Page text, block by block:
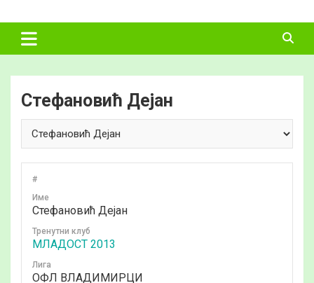
to
content
ФУДБАЛСКИ
САВЕЗ
ВЛАДИМИРЦИ
Стефановић Дејан
#
Име
Стефановић Дејан
Тренутни клуб
МЛАДОСТ 2013
Лига
ОФЛ ВЛАДИМИРЦИ